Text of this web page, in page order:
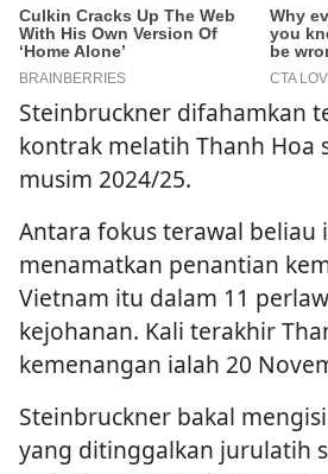
Steinbruckner difahamkan
kontrak melatih Thanh Hoa
musim 2024/25.
Antara fokus terawal beliau
menamatkan penantian
Vietnam itu dalam 11
kejohanan. Kali terakhir
kemenangan ialah 20
Steinbruckner bakal
yang ditinggalkan jurulatih